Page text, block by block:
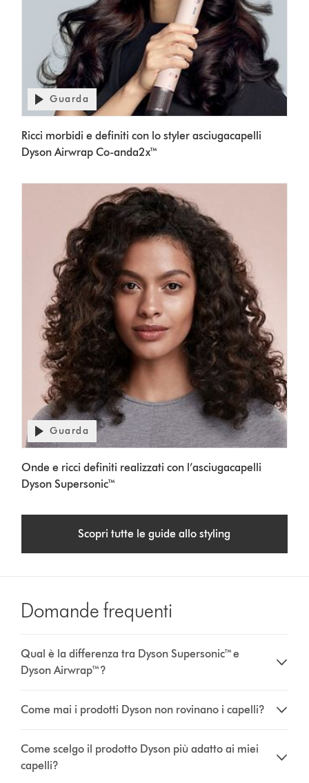
Transcript
Apri
trascrizione
video
Guarda
Ricci morbidi e definiti con lo styler asciugacapelli
Dyson Airwrap Co-anda2x™
Transcript
Apri
trascrizione
video
Guarda
Onde e ricci definiti realizzati con l’asciugacapelli
Dyson Supersonic™
Scopri tutte le guide allo styling
Domande frequenti
Qual è la differenza tra Dyson Supersonic™ e
Dyson Airwrap™?
Come mai i prodotti Dyson non rovinano i capelli?
Come scelgo il prodotto Dyson più adatto ai miei
capelli?